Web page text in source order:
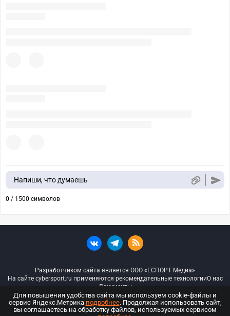
Напиши, что думаешь
0 / 1500 символов
Разработчиком сайта является ООО «ЕСПОРТ Медиа»
На сайте cybersport.ru применяются рекомендательные технологииО нас
Документы
© ООО «Киберспорт.ру» — Все права защищены
Для повышения удобства сайта мы используем cookie-файлы и
сервис Яндекс.Метрика подробнее. Продолжая использовать сайт,
вы соглашаетесь на обработку файлов, используемых сервисом